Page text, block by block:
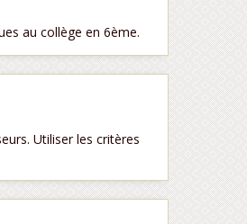
au collège en 6ème.
Utiliser les critères